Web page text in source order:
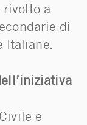
rivolto a
di
Italiane.
e